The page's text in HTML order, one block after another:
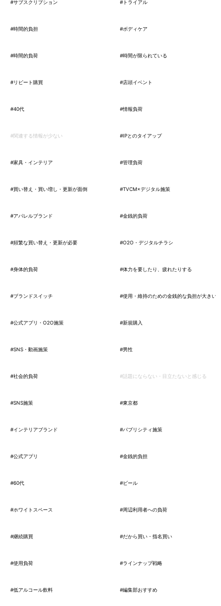
#サブスクリプション #トライアル
#時間的負担 #ボディケア
#時間的負荷 #時間が限られている
#リピート購買 #店頭イベント
#40代 #情報負荷
#関連する情報が少ない #IPとのタイアップ
#家具・インテリア #管理負荷
#買い替え・買い増し・更新が面倒 #TVCM×デジタル施策
#アパレルブランド #金銭的負荷
#頻繁な買い替え・更新が必要 #O2O・デジタルチラシ
#身体的負荷 #体力を要したり、疲れたりする
#ブランドスイッチ #使用・維持のための金銭的な負担が大きい
#公式アプリ・O2O施策 #新規購入
#SNS・動画施策 #男性
#社会的負荷 #話題にならない・目立たないと感じる
#SNS施策 #東京都
#インテリアブランド #パブリシティ施策
#公式アプリ #金銭的負担
#60代 #ビール
#ホワイトスペース #周辺利用者への負荷
#継続購買 #だから買い・指名買い
#使用負荷 #ラインナップ戦略
#低アルコール飲料 #編集部おすすめ